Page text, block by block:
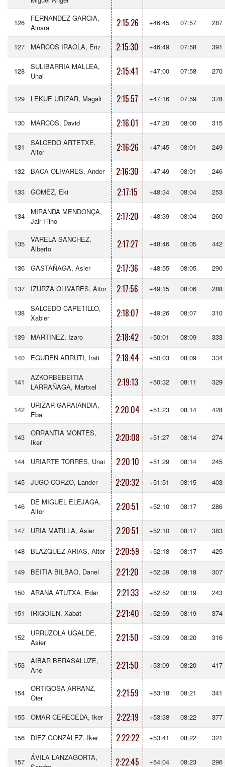
126
FERNANDEZ GARCIA,
Ainara
2:15:26 +46:45 07:57 287
127 MARCOS IRAOLA, Eriz 2:15:30 +46:49 07:58 391
128
SULIBARRIA MALLEA,
Unai
2:15:41 +47:00 07:58 270
129 LEKUE URIZAR, Magali 2:15:57 +47:16 07:59 378
130 MARCOS, David 2:16:01 +47:20 08:00 315
131
SALCEDO ARTETXE,
Aitor
2:16:26 +47:45 08:01 249
132 BACA OLIVARES, Ander 2:16:30 +47:49 08:01 246
133 GOMEZ, Eki 2:17:15 +48:34 08:04 253
134
MIRANDA MENDONÇA,
Jair Filho
2:17:20 +48:39 08:04 260
135
VARELA SANCHEZ,
Alberto
2:17:27 +48:46 08:05 442
136 GASTAÑAGA, Asier 2:17:36 +48:55 08:05 290
137 IZURZA OLIVARES, Aitor 2:17:56 +49:15 08:06 288
138
SALCEDO CAPETILLO,
Xabier
2:18:07 +49:26 08:07 310
139 MARTINEZ, Izaro 2:18:42 +50:01 08:09 333
140 EGUREN ARRUTI, Irati 2:18:44 +50:03 08:09 334
141
AZKORBEBEITIA
LARRAÑAGA, Martxel
2:19:13 +50:32 08:11 329
142
URIZAR GARAIANDIA,
Eba
2:20:04 +51:23 08:14 428
143
ORRANTIA MONTES,
Iker
2:20:08 +51:27 08:14 274
144 URIARTE TORRES, Unai 2:20:10 +51:29 08:14 245
145 JUGO CORZO, Lander 2:20:32 +51:51 08:15 403
146
DE MIGUEL ELEJAGA,
Aitor
2:20:51 +52:10 08:17 286
147 URIA MATILLA, Asier 2:20:51 +52:10 08:17 383
148 BLAZQUEZ ARIAS, Aitor 2:20:59 +52:18 08:17 425
149 BEITIA BILBAO, Danel 2:21:20 +52:39 08:18 307
150 ARANA ATUTXA, Eder 2:21:33 +52:52 08:19 243
151 IRIGOIEN, Xabat 2:21:40 +52:59 08:19 374
152
URRUZOLA UGALDE,
Asier
2:21:50 +53:09 08:20 316
153
AIBAR BERASALUZE,
Ane
2:21:50 +53:09 08:20 417
154
ORTIGOSA ARRANZ,
Oier
2:21:59 +53:18 08:21 341
155 OMAR CERECEDA, Iker 2:22:19 +53:38 08:22 377
156 DIEZ GONZÁLEZ, Iker 2:22:22 +53:41 08:22 321
157
ÁVILA LANZAGORTA,
2:22:45 +54:04 08:23 296